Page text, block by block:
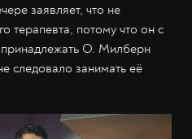
заявляет, что не
терапевта, потому что он с
О. Милберн
следовало занимать её